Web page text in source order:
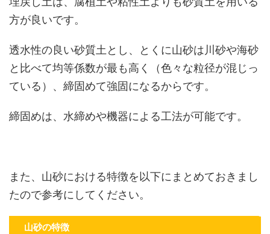
方が良いです。
透水性の良い砂質土とし、とくに山砂は川砂や海砂
と比べて均等係数が最も高く（色々な粒径が混じっ
ている）、締固めて強固になるからです。
締固めは、水締めや機器による工法が可能です。
また、山砂における特徴を以下にまとめておきまし
たので参考にしてください。
山砂の特徴